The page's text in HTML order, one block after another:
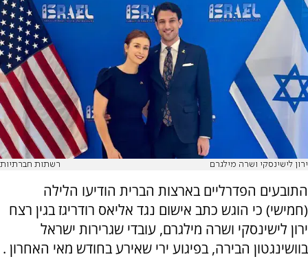
ירון לישינסקי ושרה מילגרם רשתות חברתיות
התובעים הפדרליים בארצות הברית הודיעו הלילה
(חמישי) כי הוגש כתב אישום נגד אליאס רודריגז בגין רצח
ירון לישינסקי ושרה מילגרם, עובדי שגרירות ישראל
בוושינגטון הבירה, בפיגוע ירי שאירע בחודש מאי האחרון .